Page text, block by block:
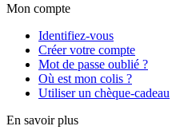
Mon compte
Identifiez-vous
Créer votre compte
Mot de passe oublié ?
Où est mon colis ?
Utiliser un chèque-cadeau
En savoir plus